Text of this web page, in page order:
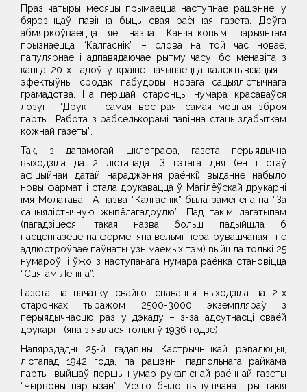
Праз чатыры месяцы прымаецца наступнае рашэнне: у
бярэзінцаў павінна быць свая раённая газета. Доўга
абмяркоўваецца яе назва. Канчатковым варыянтам
прызнаецца “Калгаснік” – слова на той час новае,
папулярнае і адпавядаючае рытму часу, бо менавіта з
канца 20-х гадоў у краіне пачынаецца калектывізацыя -
эфектыўны сродак пабудовы новага сацыялістычнага
грамадства. На першай старонцы нумара красаваўся
лозунг “Друк – самая вострая, самая моцная зброя
партыі. Работа з рабселькорамі павінна стаць здабыткам
кожнай газеты”.
Так, з дапамогай шклографа, газета перыядычна
выходзіла да 2 лістапада. З гэтага дня (ён і стаў
афіцыйнай датай нараджэння раёнкі) выданне набыло
новы фармат і стала друкавацца ў Магілёўскай друкарні
імя Молатава. А назва “Калгаснік” была заменена на “За
сацыялістычную жывёлагадоўлю”. Пад такім лагатыпам
(пагадзіцеся, такая назва больш падыйшла б
насценгазеце на ферме, яна вельмі перагрувашчаная і не
адлюстроўвае паўнаты ўзнімаемых тэм) выйшла толькі 25
нумароў, і ўжо з наступанага нумара раёнка становіцца
“Сцягам Леніна”.
Газета на пачатку свайго існавання выходзіла на 2-х
старонках тыражом 2500-3000 экземпляраў з
перыядычнасцю раз у дэкаду – з-за адсутнасці сваёй
друкарні (яна з’явілася толькі ў 1936 годзе).
Напярэдадні 25-й гадавіны Кастрычніцкай рэвалюцыі,
лістапад 1942 года, па рашэнні падпольнага райкама
партыі выйшаў першы нумар рукапіснай раённай газеты
“Чырвоны партызан”. Усяго было выпушчана тры такія